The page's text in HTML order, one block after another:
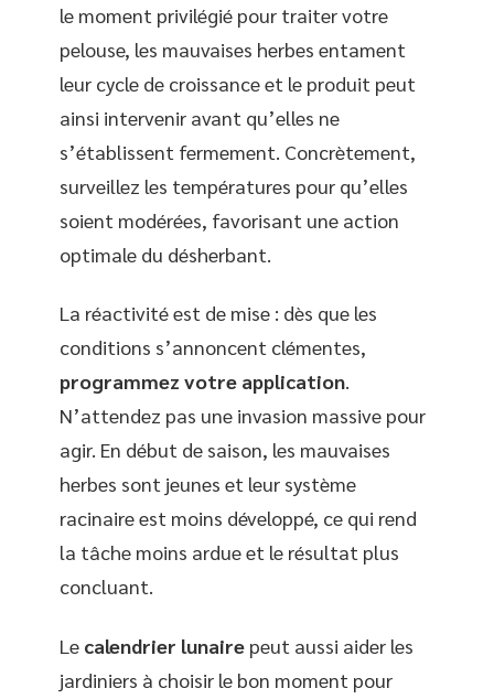
le moment privilégié pour traiter votre
pelouse, les mauvaises herbes entament
leur cycle de croissance et le produit peut
ainsi intervenir avant qu’elles ne
s’établissent fermement. Concrètement,
surveillez les températures pour qu’elles
soient modérées, favorisant une action
optimale du désherbant.
La réactivité est de mise : dès que les
conditions s’annoncent clémentes,
programmez votre application.
N’attendez pas une invasion massive pour
agir. En début de saison, les mauvaises
herbes sont jeunes et leur système
racinaire est moins développé, ce qui rend
la tâche moins ardue et le résultat plus
concluant.
Le calendrier lunaire peut aussi aider les
jardiniers à choisir le bon moment pour